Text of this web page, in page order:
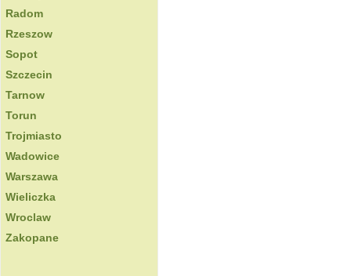
Radom
Rzeszow
Sopot
Szczecin
Tarnow
Torun
Trojmiasto
Wadowice
Warszawa
Wieliczka
Wroclaw
Zakopane